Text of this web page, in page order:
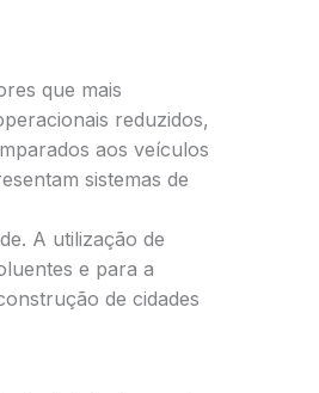
que mais
reduzidos,
aos veículos
sistemas de
A utilização de
e para a
de cidades